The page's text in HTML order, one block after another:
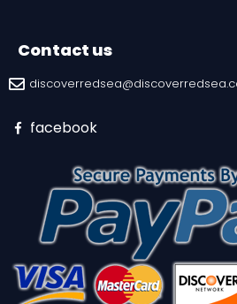
Contact us
facebook